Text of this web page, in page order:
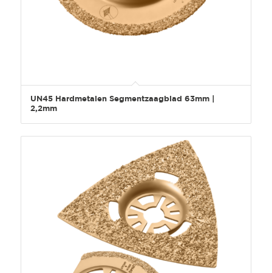
UN45 Hardmetalen Segmentzaagblad 63mm |
2,2mm